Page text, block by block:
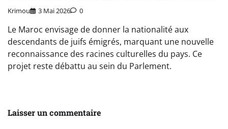
Krimou 3 Mai 2026 0
Le Maroc envisage de donner la nationalité aux
descendants de juifs émigrés, marquant une nouvelle
reconnaissance des racines culturelles du pays. Ce
projet reste débattu au sein du Parlement.
Laisser un commentaire